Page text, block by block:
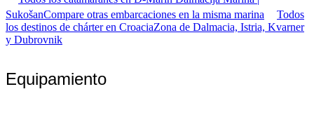
SukošanCompare otras embarcaciones en la misma marina
Todos
los destinos de chárter en CroaciaZona de Dalmacia, Istria, Kvarner
y Dubrovnik
Equipamiento